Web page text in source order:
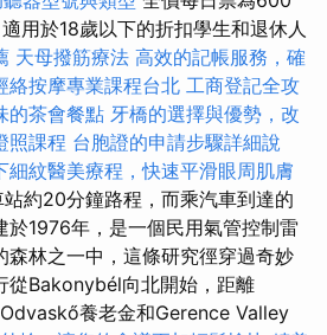
用於18歲以下的折扣學生和退休人
天母撥筋療法 高效的記帳服務，確
絡按摩專業課程台北 工商登記全攻
的茶會餐點 牙橋的選擇與優勢，改
照課程 台胞證的申請步驟詳細說
細紋醫美療程，快速平滑眼周肌膚
約20分鐘路程，而乘汽車到達的
於1976年，是一個民用氣管控制雷
森林之一中，這條研究徑穿過奇妙
從Bakonybél向北開始，距離
養老金和Gerence Valley